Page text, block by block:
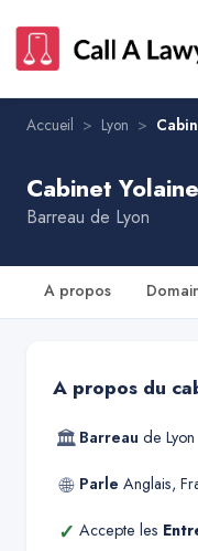
Accueil > Lyon >
Cabinet
Barreau de Lyon
A propos
A propos du
🏛 Barreau de Lyon
🌐 Parle Anglais,
✓ Accepte les